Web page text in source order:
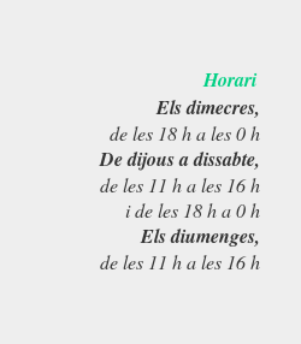
Horari
Els dimecres,
de les 18 h a les 0 h
De dijous a dissabte,
de les 11 h a les 16 h
i de les 18 h a 0 h
Els diumenges,
de les 11 h a les 16 h